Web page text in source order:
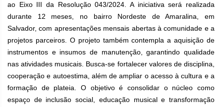
ao Eixo III da Resolução 043/2024. A iniciativa será realizada
durante 12 meses, no bairro Nordeste de Amaralina, em
Salvador, com apresentações mensais abertas à comunidade e a
projetos parceiros. O projeto também contempla a aquisição de
instrumentos e insumos de manutenção, garantindo qualidade
nas atividades musicais. Busca-se fortalecer valores de disciplina,
cooperação e autoestima, além de ampliar o acesso à cultura e a
formação de plateia. O objetivo é consolidar o núcleo como
espaço de inclusão social, educação musical e transformação